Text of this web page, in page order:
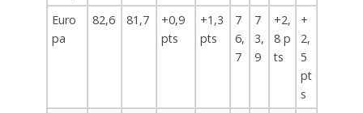
Euro
pa
82,6 81,7
+0,9
pts
+1,3
pts
7
6,
7
7
3,
9
+2,
8 p
ts
+
2,
5
pt
s